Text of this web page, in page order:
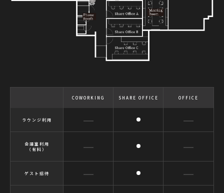
COWORKING SHARE OFFICE OFFICE
ラウンジ利用
会議室利用
（有料）
ゲスト招待